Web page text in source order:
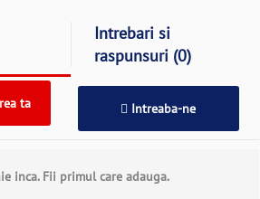
Intrebari si
raspunsuri (0)
ta Intreaba-ne
inca. Fii primul care adauga.